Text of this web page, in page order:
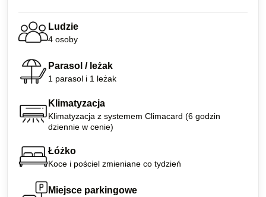
Ludzie
4 osoby
Parasol / leżak
1 parasol i 1 leżak
Klimatyzacja
Klimatyzacja z systemem Climacard (6 godzin
dziennie w cenie)
Łóżko
Koce i pościel zmieniane co tydzień
Miejsce parkingowe